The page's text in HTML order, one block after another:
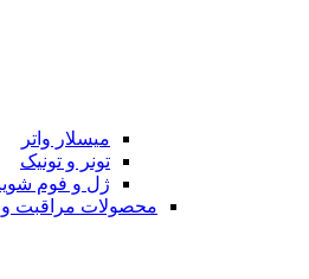
میسلار واتر
تونر و تونیک
ژل و فوم
محصولات مراقبت